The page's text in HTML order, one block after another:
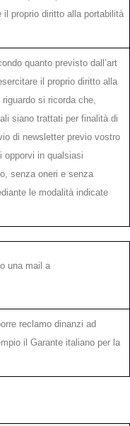
proprio diritto alla portabilità
quanto previsto dall’art
il proprio diritto alla
si ricorda che,
siano trattati per finalità di
di newsletter previo vostro
opporvi in qualsiasi
senza oneri e senza
le modalità indicate
una mail a
reclamo dinanzi ad
il Garante italiano per la